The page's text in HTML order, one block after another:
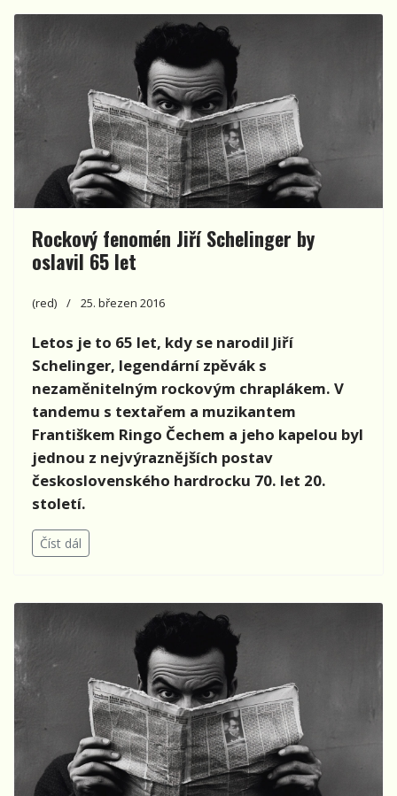
Rockový fenomén Jiří Schelinger by
oslavil 65 let
(red) 25. březen 2016
Letos je to 65 let, kdy se narodil Jiří
Schelinger, legendární zpěvák s
nezaměnitelným rockovým chraplákem. V
tandemu s textařem a muzikantem
Františkem Ringo Čechem a jeho kapelou byl
jednou z nejvýraznějších postav
československého hardrocku 70. let 20.
století.
Číst dál